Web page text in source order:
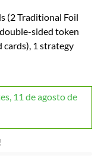
(2 Traditional Foil
sided token
cards), 1 strategy
11 de agosto de